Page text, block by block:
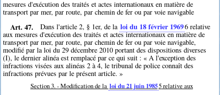
mesures d'exécution des traités et actes internationaux en matière de
transport par mer, par route, par chemin de fer ou par voie navigable
Art. 47. Dans l'article 2, § 1er, de la loi du 18 février 19696 relative
aux mesures d'exécution des traités et actes internationaux en matière de
transport par mer, par route, par chemin de fer ou par voie navigable,
modifié par la loi du 29 décembre 2010 portant des dispositions diverses
(I), le dernier alinéa est remplacé par ce qui suit : « A l'exception des
infractions visées aux alinéas 2 à 4, le tribunal de police connaît des
infractions prévues par le présent article. »
Section 3. - Modification de la loi du 21 juin 19855relative aux